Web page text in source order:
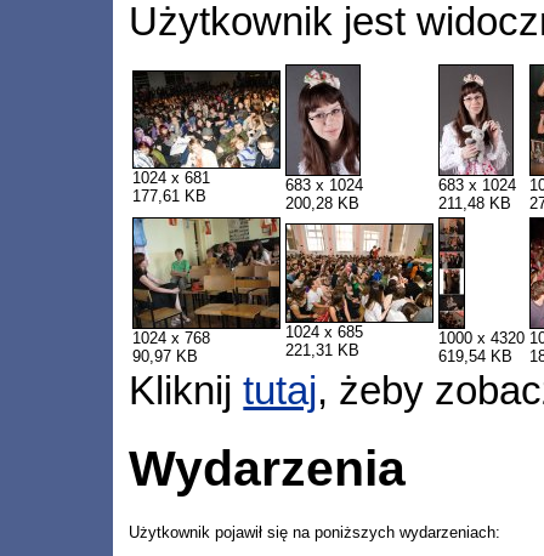
Użytkownik jest
1024 x 681
177,61 KB
683 x 1024
200,28 KB
683 x 1024
211,48 KB
1024 x 768
90,97 KB
1024 x 685
221,31 KB
1000 x 4320
619,54 KB
Kliknijtutaj, żeby
Wydarzenia
Użytkownik pojawił się na poniższych wydarzeniach: